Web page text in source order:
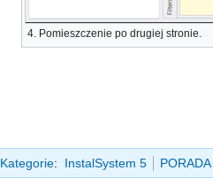
4. Pomieszczenie po drugiej stronie
Kategorie: InstalSystem 5